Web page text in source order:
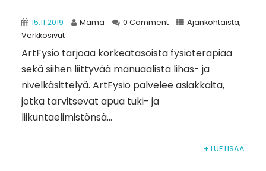
15.11.2019 Mama 0 Comment Ajankohtaista,
Verkkosivut
ArtFysio tarjoaa korkeatasoista fysioterapiaa
sekä siihen liittyvää manuaalista lihas- ja
nivelkäsittelyä. ArtFysio palvelee asiakkaita,
jotka tarvitsevat apua tuki- ja
liikuntaelimistönsä...
+ LUE LISÄÄ